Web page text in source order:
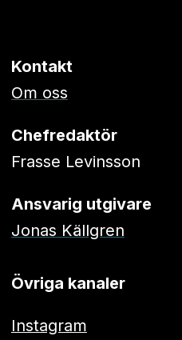
Kontakt
Om oss
Chefredaktör
Frasse Levinsson
Ansvarig utgivare
Jonas Källgren
Övriga kanaler
Instagram